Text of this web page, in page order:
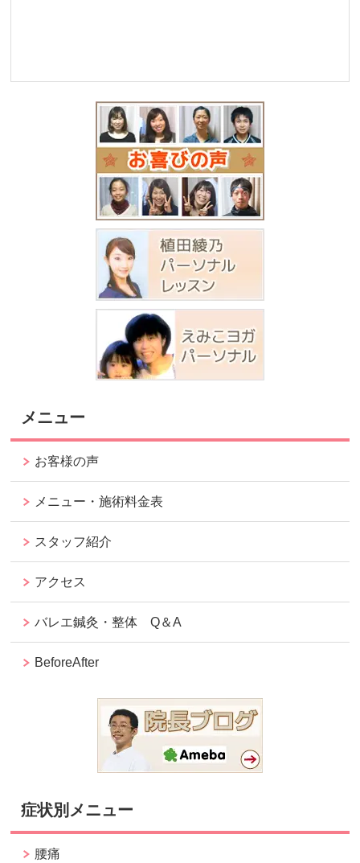
メニュー
お客様の声
メニュー・施術料金表
スタッフ紹介
アクセス
バレエ鍼灸・整体 Q＆A
BeforeAfter
症状別メニュー
腰痛